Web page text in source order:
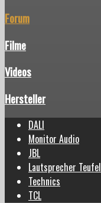
Forum
Filme
Videos
Hersteller
DALI
Monitor Audio
JBL
Lautsprecher Teufel
Technics
TCL